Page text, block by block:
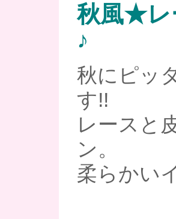
秋風★レ
♪
秋にピッ
す!!
レースと
ン。
柔らかい